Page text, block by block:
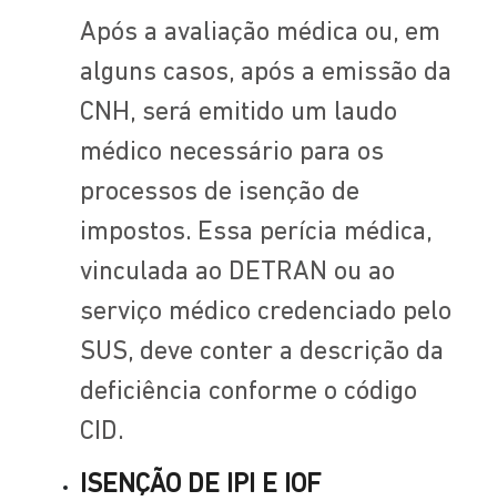
Após a avaliação médica ou, em
alguns casos, após a emissão da
CNH, será emitido um laudo
médico necessário para os
processos de isenção de
impostos. Essa perícia médica,
vinculada ao DETRAN ou ao
serviço médico credenciado pelo
SUS, deve conter a descrição da
deficiência conforme o código
CID.
ISENÇÃO DE IPI E IOF